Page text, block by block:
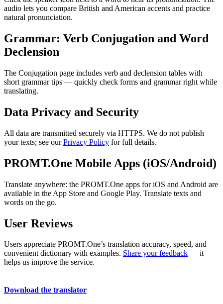
audio lets you compare British and American accents and practice
natural pronunciation.
Grammar: Verb Conjugation and Word
Declension
The Conjugation page includes verb and declension tables with
short grammar tips — quickly check forms and grammar right while
translating.
Data Privacy and Security
All data are transmitted securely via HTTPS. We do not publish
your texts; see ourPrivacy Policy for full details.
PROMT.One Mobile Apps (iOS/Android)
Translate anywhere: the PROMT.One apps for iOS and Android are
available in the App Store and Google Play. Translate texts and
words on the go.
User Reviews
Users appreciate PROMT.One’s translation accuracy, speed, and
convenient dictionary with examples. Share your feedback — it
helps us improve the service.
Download the translator